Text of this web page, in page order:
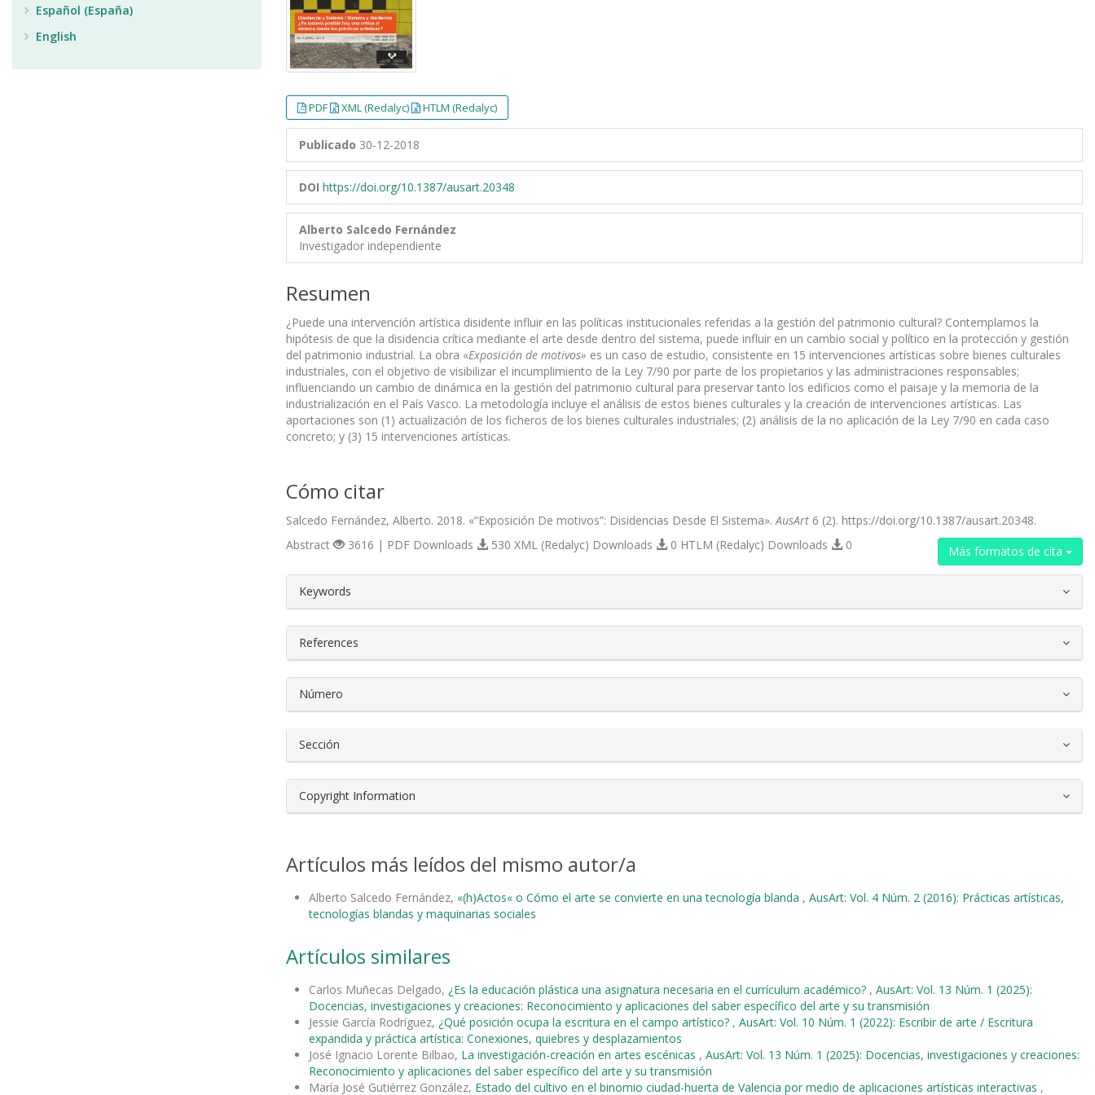
PDF XML (Redalyc) HTLM (Redalyc)
Publicado 30-12-2018
DOI https://doi.org/10.1387/ausart.20348
Alberto Salcedo Fernández
Investigador independiente
Resumen
¿Puede una intervención artística disidente influir en las políticas institucionales referidas a la gestión del patrimonio cultural? Contemplamos la
hipótesis de que la disidencia crítica mediante el arte desde dentro del sistema, puede influir en un cambio social y político en la protección y gestión
del patrimonio industrial. La obra «Exposición de motivos» es un caso de estudio, consistente en 15 intervenciones artísticas sobre bienes culturales
industriales, con el objetivo de visibilizar el incumplimiento de la Ley 7/90 por parte de los propietarios y las administraciones responsables;
influenciando un cambio de dinámica en la gestión del patrimonio cultural para preservar tanto los edificios como el paisaje y la memoria de la
industrialización en el País Vasco. La metodología incluye el análisis de estos bienes culturales y la creación de intervenciones artísticas. Las
aportaciones son (1) actualización de los ficheros de los bienes culturales industriales; (2) análisis de la no aplicación de la Ley 7/90 en cada caso
concreto; y (3) 15 intervenciones artísticas.
Cómo citar
Salcedo Fernández, Alberto. 2018. «“Exposición De motivos”: Disidencias Desde El Sistema». AusArt 6 (2). https://doi.org/10.1387/ausart.20348.
Más formatos de cita
Abstract 3616 | PDF Downloads 530 XML (Redalyc) Downloads 0 HTLM (Redalyc) Downloads 0
##plugins.themes.bootstrap3.article.details##
Keywords
References
Número
Sección
Copyright Information
Artículos más leídos del mismo autor/a
Alberto Salcedo Fernández, «(h)Actos« o Cómo el arte se convierte en una tecnología blanda , AusArt: Vol. 4 Núm. 2 (2016): Prácticas artísticas,
tecnologías blandas y maquinarias sociales
Artículos similares
Carlos Muñecas Delgado, ¿Es la educación plástica una asignatura necesaria en el currículum académico? , AusArt: Vol. 13 Núm. 1 (2025):
Docencias, investigaciones y creaciones: Reconocimiento y aplicaciones del saber específico del arte y su transmisión
Jessie García Rodríguez, ¿Qué posición ocupa la escritura en el campo artístico? , AusArt: Vol. 10 Núm. 1 (2022): Escribir de arte / Escritura
expandida y práctica artística: Conexiones, quiebres y desplazamientos
José Ignacio Lorente Bilbao, La investigación-creación en artes escénicas , AusArt: Vol. 13 Núm. 1 (2025): Docencias, investigaciones y creaciones:
Reconocimiento y aplicaciones del saber específico del arte y su transmisión
María José Gutiérrez González, Estado del cultivo en el binomio ciudad-huerta de Valencia por medio de aplicaciones artísticas interactivas ,
Español (España)
English